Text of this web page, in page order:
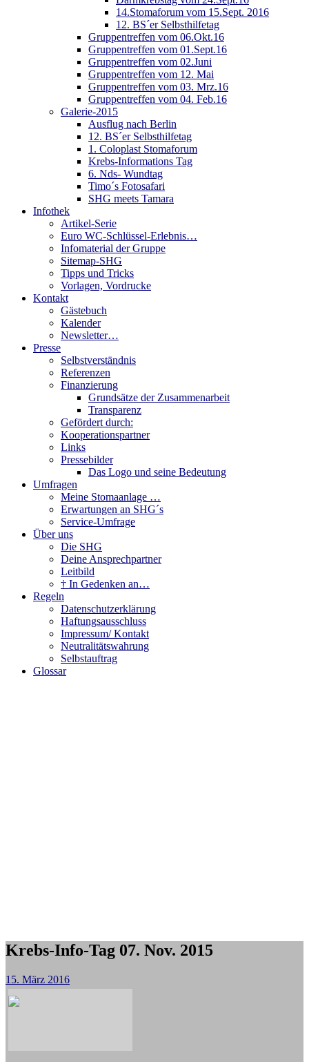
14.Stomaforum vom 15.Sept. 2016
12. BS´er Selbsthilfetag
Gruppentreffen vom 06.Okt.16
Gruppentreffen vom 01.Sept.16
Gruppentreffen vom 02.Juni
Gruppentreffen vom 12. Mai
Gruppentreffen vom 03. Mrz.16
Gruppentreffen vom 04. Feb.16
Galerie-2015
Ausflug nach Berlin
12. BS´er Selbsthilfetag
1. Coloplast Stomaforum
Krebs-Informations Tag
6. Nds- Wundtag
Timo´s Fotosafari
SHG meets Tamara
Infothek
Artikel-Serie
Euro WC-Schlüssel-Erlebnis…
Infomaterial der Gruppe
Sitemap-SHG
Tipps und Tricks
Vorlagen, Vordrucke
Kontakt
Gästebuch
Kalender
Newsletter…
Presse
Selbstverständnis
Referenzen
Finanzierung
Grundsätze der Zusammenarbeit
Transparenz
Gefördert durch:
Kooperationspartner
Links
Pressebilder
Das Logo und seine Bedeutung
Umfragen
Meine Stomaanlage …
Erwartungen an SHG´s
Service-Umfrage
Über uns
Die SHG
Deine Ansprechpartner
Leitbild
† In Gedenken an…
Regeln
Datenschutzerklärung
Haftungsausschluss
Impressum/ Kontakt
Neutralitätswahrung
Selbstauftrag
Glossar
Krebs-Info-Tag 07. Nov. 2015
15. März 2016